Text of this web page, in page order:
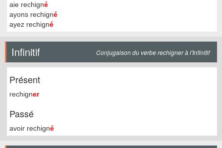
aie rechigné
ayons rechigné
ayez rechigné
Infinitif Conjugaison du verbe rechigner à l'Infinitif
Présent
rechigner
Passé
avoir rechigné